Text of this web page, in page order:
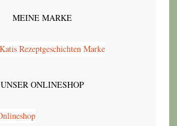
MEINE MARKE
UNSER ONLINESHOP